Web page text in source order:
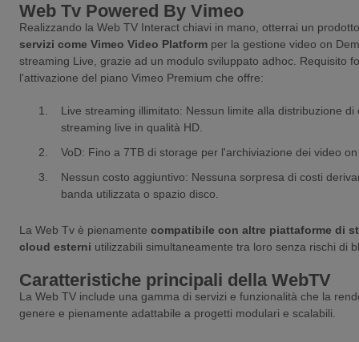
Web Tv Powered By Vimeo
Realizzando la Web TV Interact chiavi in mano, otterrai un
servizi come Vimeo Video Platform per la gestione video on
streaming Live, grazie ad un modulo sviluppato adhoc. Requisito
l'attivazione del piano Vimeo Premium che offre:
Live streaming illimitato: Nessun limite alla distribuzione di
streaming live in qualità HD.
VoD: Fino a 7TB di storage per l'archiviazione dei video
Nessun costo aggiuntivo: Nessuna sorpresa di costi
banda utilizzata o spazio disco.
La Web Tv è pienamente compatibile con altre piattaforme di
cloud esterni utilizzabili simultaneamente tra loro senza rischi di
Caratteristiche principali della WebTV
La Web TV include una gamma di servizi e funzionalità che la
genere e pienamente adattabile a progetti modulari e scalabili.